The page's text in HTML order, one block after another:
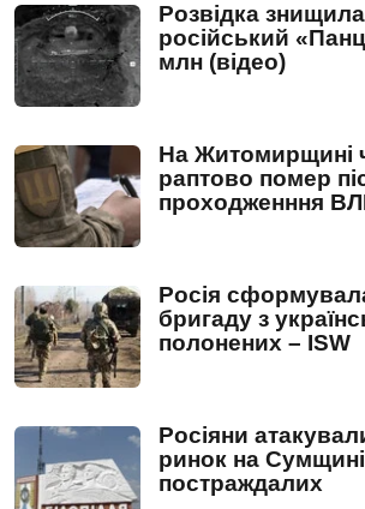
Розвідка
російський
млн (відео)
На Житомирщині
раптово помер
проходженння
Росія
бригаду з
полонених – ISW
Росіяни
ринок на
постраждалих